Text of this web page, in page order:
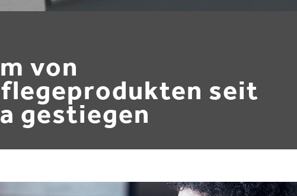
von
seit
gestiegen